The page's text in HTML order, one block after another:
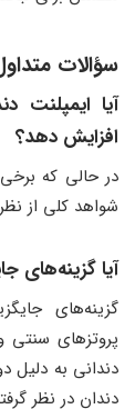
سؤالات
آیا ایمپلنت
افزایش دهد؟
در حالی که
شواهد کلی از
آیا گزینه‌های
گزینه‌های
پروتزهای سنتی
دندانی به دلیل
دندان در نظر